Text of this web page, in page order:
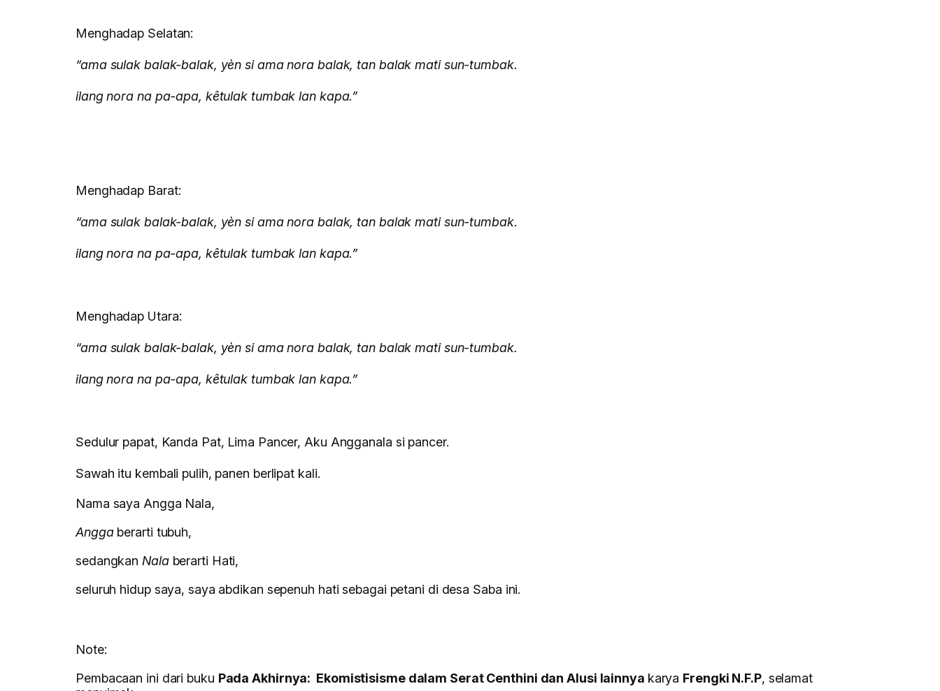
Menghadap Selatan:
“ama sulak balak-balak, yèn si ama nora balak, tan balak mati sun-tumbak.
ilang nora na pa-apa, kêtulak tumbak lan kapa.”
Menghadap Barat:
“ama sulak balak-balak, yèn si ama nora balak, tan balak mati sun-tumbak.
ilang nora na pa-apa, kêtulak tumbak lan kapa.”
Menghadap Utara:
“ama sulak balak-balak, yèn si ama nora balak, tan balak mati sun-tumbak.
ilang nora na pa-apa, kêtulak tumbak lan kapa.”
Sedulur papat, Kanda Pat, Lima Pancer, Aku Angganala si pancer.
Sawah itu kembali pulih, panen berlipat kali.
Nama saya Angga Nala,
Anggaberarti tubuh,
sedangkan Nala berarti Hati,
seluruh hidup saya, saya abdikan sepenuh hati sebagai petani di desa Saba ini.
Note:
Pembacaan ini dari buku Pada Akhirnya: Ekomistisisme dalam Serat Centhini dan Alusi lainnya karya Frengki N.F.P, selamat